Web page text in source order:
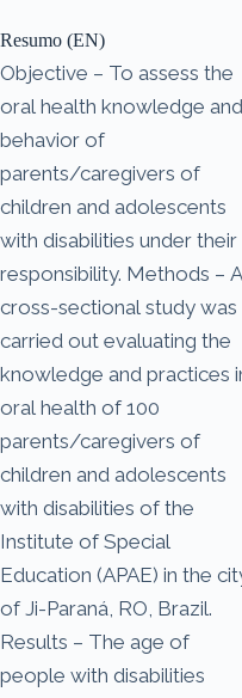
Resumo (EN)
Objective – To assess the
oral health knowledge and
behavior of
parents/caregivers of
children and adolescents
with disabilities under their
responsibility. Methods – A
cross-sectional study was
carried out evaluating the
knowledge and practices
oral health of 100
parents/caregivers of
children and adolescents
with disabilities of the
Institute of Special
Education (APAE) in the
of Ji-Paraná, RO, Brazil.
Results – The age of
people with disabilities